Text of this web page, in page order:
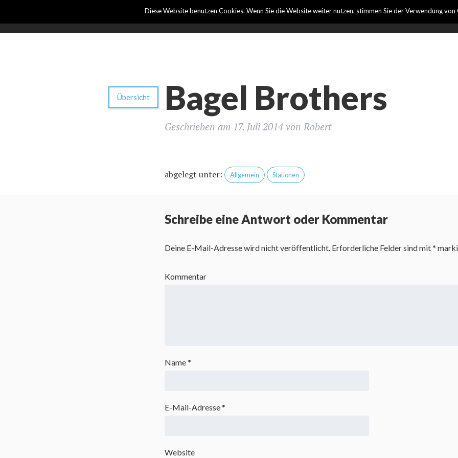
Fotobox mieten Blog Anpassungsmöglichkeiten
Übersicht Bagel Brothers
Geschrieben am 17. Juli 2014 von Robert
abgelegt unter: Allgemein Stationen
Schreibe eine Antwort oder Kommentar
Deine E-Mail-Adresse wird nicht veröffentlicht. Erforderliche Felder sind mit*
Kommentar
Name*
E-Mail-Adresse*
Website
Diese Website benutzen Cookies. Wenn Sie die Website weiter nutzen, stimmen Sie der Verwendung von